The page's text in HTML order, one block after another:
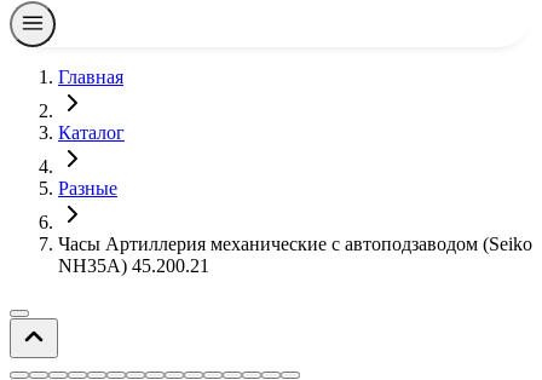
Главная
Каталог
Разные
Часы Артиллерия механические с автоподзаводом (Seiko
NH35A) 45.200.21